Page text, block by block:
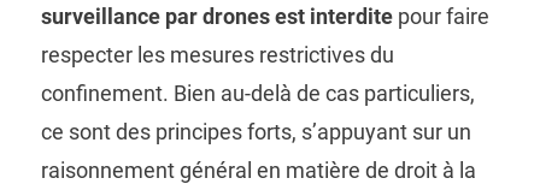
surveillance par drones est interditepour faire
respecter les mesures restrictives du
confinement. Bien au-delà de cas particuliers,
ce sont des principes forts, s’appuyant sur un
raisonnement général en matière de droit à la